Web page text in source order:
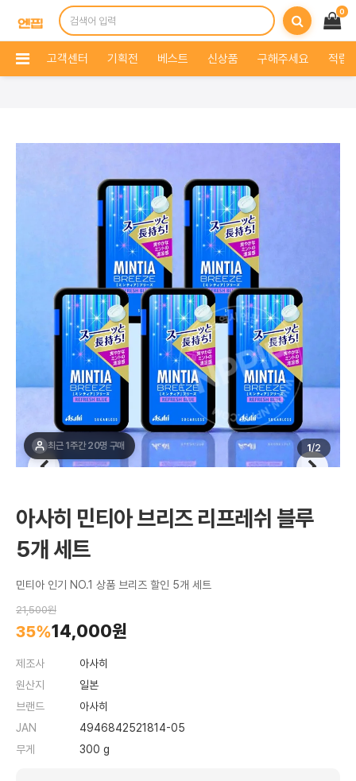
0
고객센터 기획전 베스트 신상품 구해주세요 적립
1 /2
최근 1주간 20명 구매
아사히 민티아 브리즈 리프레쉬 블루
5개 세트
민티아 인기 NO.1 상품 브리즈 할인 5개 세트
21,500원
35%14,000원
제조사
아사히
원산지
일본
브랜드
아사히
JAN
4946842521814-05
무게
300 g